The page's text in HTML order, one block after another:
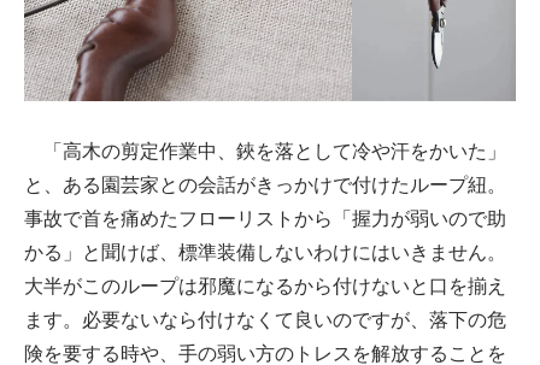
「高木の剪定作業中、鋏を落として冷や汗をかいた」
と、ある園芸家との会話がきっかけで付けたループ紐。
事故で首を痛めたフローリストから「握力が弱いので助
かる」と聞けば、標準装備しないわけにはいきません。
大半がこのループは邪魔になるから付けないと口を揃え
ます。必要ないなら付けなくて良いのですが、落下の危
険を要する時や、手の弱い方のトレスを解放することを